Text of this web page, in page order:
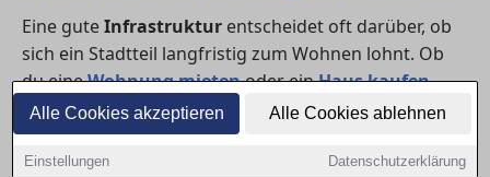
Alle Cookies akzeptieren Alle Cookies ablehnen
Einstellungen Datenschutzerklärung
Eine guteInfrastruktur entscheidet oft darüber, ob
sich ein Stadtteil langfristig zum Wohnen lohnt. Ob
du eineWohnung mietenoder einHaus kaufen
möchtest – kurze Wege, Einkaufsmöglichkeiten,
medizinische Versorgung und Freizeitangebote
erhöhen die Lebensqualität deutlich. In in